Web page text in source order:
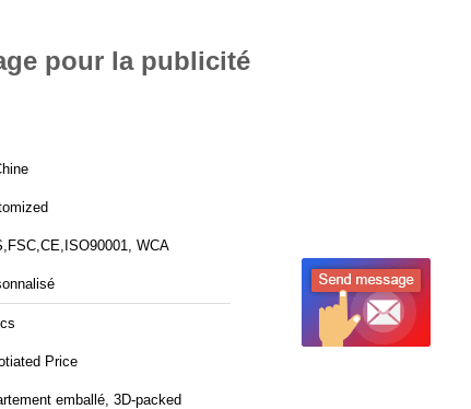
pour la publicité
WCA
Price
emballé, 3D-packed